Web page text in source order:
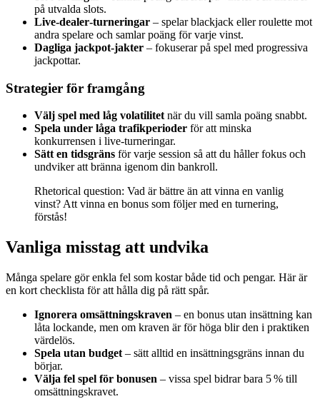
på utvalda slots.
Live‑dealer‑turneringar – spelar blackjack eller roulette mot
andra spelare och samlar poäng för varje vinst.
Dagliga jackpot‑jakter – fokuserar på spel med progressiva
jackpottar.
Strategier för framgång
Välj spel med låg volatilitet när du vill samla poäng snabbt.
Spela under låga trafikperioder för att minska
konkurrensen i live‑turneringar.
Sätt en tidsgräns för varje session så att du håller fokus och
undviker att bränna igenom din bankroll.
Rhetorical question: Vad är bättre än att vinna en vanlig
vinst? Att vinna en bonus som följer med en turnering,
förstås!
Vanliga misstag att undvika
Många spelare gör enkla fel som kostar både tid och pengar. Här är
en kort checklista för att hålla dig på rätt spår.
Ignorera omsättningskraven – en bonus utan insättning kan
låta lockande, men om kraven är för höga blir den i praktiken
värdelös.
Spela utan budget – sätt alltid en insättningsgräns innan du
börjar.
Välja fel spel för bonusen – vissa spel bidrar bara 5 % till
omsättningskravet.